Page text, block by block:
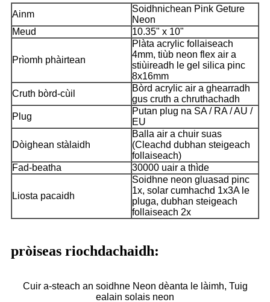
Ainm
Soidhnichean Pink Geture
Neon
Meud
10.35" x 10"
Prìomh phàirtean
Plàta acrylic follaiseach
4mm, tiùb neon flex air a
stiùireadh le gel silica pinc
8x16mm
Cruth bòrd-cùil
Bòrd acrylic air a ghearradh
gus cruth a chruthachadh
Plug
Putan plug na SA / RA / AU /
EU
Dòighean stàlaidh
Balla air a chuir suas
(Cleachd dubhan steigeach
follaiseach)
Fad-beatha
30000 uair a thìde
Liosta pacaidh
Soidhne neon gluasad pinc
1x, solar cumhachd 1x3A le
pluga, dubhan steigeach
follaiseach 2x
pròiseas riochdachaidh:
Cuir a-steach an soidhne Neon dèanta le làimh, Tuig
ealain solais neon